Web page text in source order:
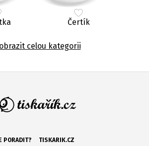
Čertík
celou kategorii
PORADIT? TISKARIK.CZ